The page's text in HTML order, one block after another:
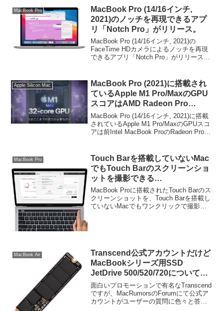
MacBook Pro
MacBook Pro (14/16インチ,
2021)のノッチを再現できるアプ
リ「Notch Pro」がリリース。
MacBook Pro (14/16インチ, 2021)の
FaceTime HDカメラによるノッチを再現
できるアプリ「Notch Pro」がリリースさ
Apple Silicon Mac
MacBook Pro (2021)に搭載され
ているApple M1 Pro/MaxのGPU
スコアはAMD Radeon Pro
5500MやPro Vega 56と並ぶもの
の、アプリベースではそれ以上に
なるもよう。
MacBook Pro (14/16インチ, 2021)に搭載
されているApple M1 Pro/MaxのGPUスコ
アは前Intel MacBook ProのRadeon Pro
MacBook Pro
Touch Barを搭載していないMac
でもTouch Barのスクリーンショ
ットを撮影できる
「TouchBarScreenshotter」が
公開。
MacBook Proに搭載されたTouch Barのス
クリーンショットを、Touch Barを搭載し
ていないMacでもワンクリックで撮影で
MacBook Air
Transcend公式アカウントだけど
MacBookシリーズ用SSD
JetDrive 500/520/720について何
か質問ある？
面白いプロモーションで有名なTranscend
ですが、MacRumorsのForumにて公式ア
カウントがユーザーの質問に色々と答え